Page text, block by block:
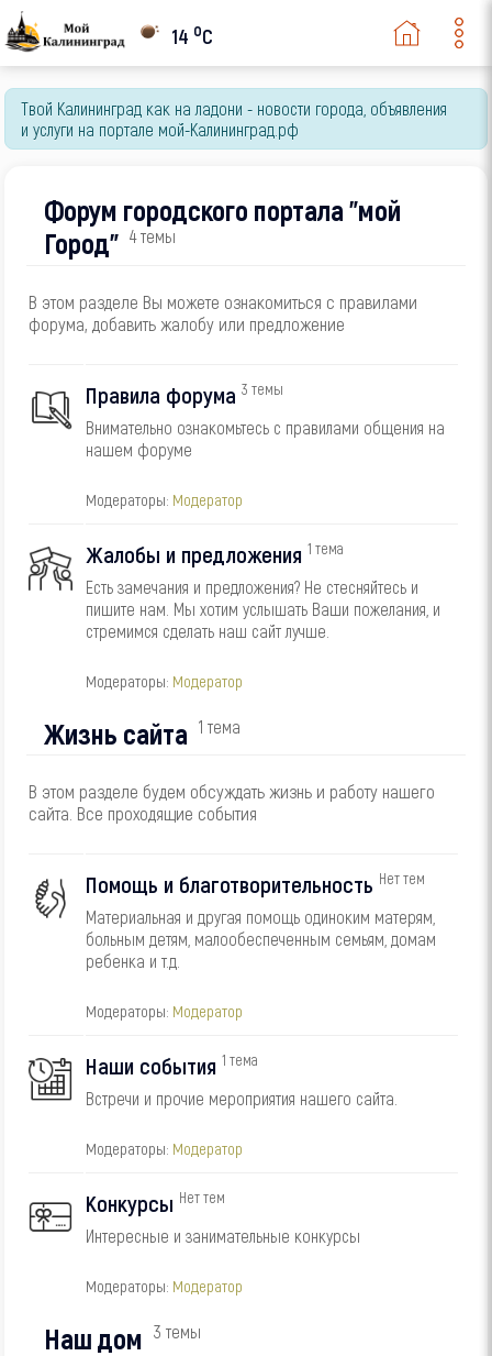
14 oC
Твой Калининград как на ладони - новости города, объявления
и услуги на портале мой-Калининград.рф
Форум городского портала "мой
Город" 4 темы
В этом разделе Вы можете ознакомиться с правилами
форума, добавить жалобу или предложение
Правила форума 3 темы
Внимательно ознакомьтесь с правилами общения на
нашем форуме
Модераторы: Модератор
Жалобы и предложения 1 тема
Есть замечания и предложения? Не стесняйтесь и
пишите нам. Мы хотим услышать Ваши пожелания, и
стремимся сделать наш сайт лучше.
Модераторы: Модератор
Жизнь сайта 1 тема
В этом разделе будем обсуждать жизнь и работу нашего
сайта. Все проходящие события
Помощь и благотворительность Нет тем
Материальная и другая помощь одиноким матерям,
больным детям, малообеспеченным семьям, домам
ребенка и т.д.
Модераторы: Модератор
Наши события 1 тема
Встречи и прочие мероприятия нашего сайта.
Модераторы: Модератор
Конкурсы Нет тем
Интересные и занимательные конкурсы
Модераторы: Модератор
Наш дом 3 темы